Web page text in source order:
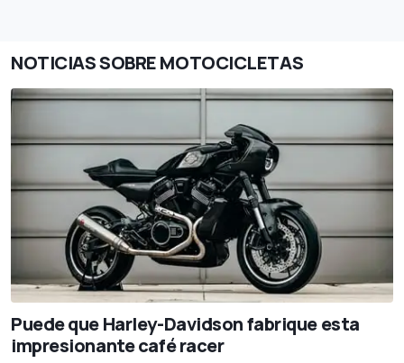
NOTICIAS SOBRE MOTOCICLETAS
Puede que Harley-Davidson fabrique esta
impresionante café racer